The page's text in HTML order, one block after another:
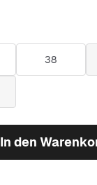
38
In den